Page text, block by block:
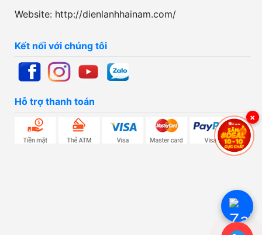
Website: http://dienlanhhainam.com/
Kết nối với chúng tôi
Hỗ trợ thanh toán
×